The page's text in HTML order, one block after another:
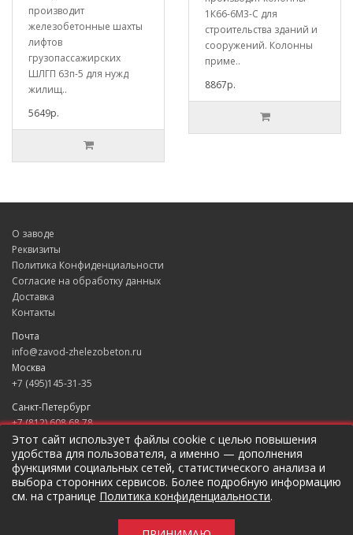
производит
железобетонные шахты
лифтов
грузопассажирских
ШЛГП 63п-5 для нужд
жилищ..
5649р.
1К66-6М3-С для
строительства зданий и
сооружений. Колонны
приме..
8867р.
О заводе
Реквизиты
Политика Конфиденциальности
Согласие на обработку данных
Доставка
Контакты
Почта
info@zavod-zhelezobeton.ru
Москва
+7 (495)145-31-35
Санкт-Петербург
+7 (812) 608 68 78
Екатеринбург
+7 (343) 235 49 31
Краснодар
+7 (861) 205 79 37
Этот сайт использует файлы cookie с целью повышения
удобства для пользователя, а именно — дополнения
функциями социальных сетей, статистического анализа и
выбора сторонних сервисов. Более подробную информацию
см. на странице Политика конфиденциальности.